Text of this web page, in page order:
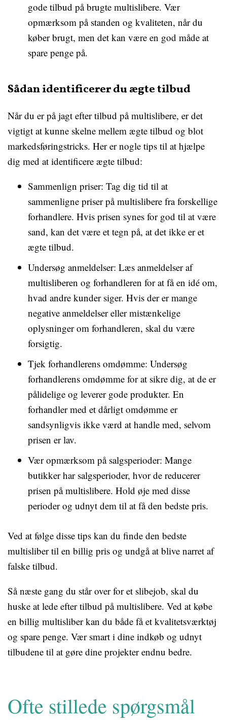
gode tilbud på brugte multislibere. Vær
opmærksom på standen og kvaliteten, når du
køber brugt, men det kan være en god måde at
spare penge på.
Sådan identificerer du ægte tilbud
Når du er på jagt efter tilbud på multislibere, er det
vigtigt at kunne skelne mellem ægte tilbud og blot
markedsføringstricks. Her er nogle tips til at hjælpe
dig med at identificere ægte tilbud:
Sammenlign priser: Tag dig tid til at
sammenligne priser på multislibere fra forskellige
forhandlere. Hvis prisen synes for god til at være
sand, kan det være et tegn på, at det ikke er et
ægte tilbud.
Undersøg anmeldelser: Læs anmeldelser af
multisliberen og forhandleren for at få en idé om,
hvad andre kunder siger. Hvis der er mange
negative anmeldelser eller mistænkelige
oplysninger om forhandleren, skal du være
forsigtig.
Tjek forhandlerens omdømme: Undersøg
forhandlerens omdømme for at sikre dig, at de er
pålidelige og leverer gode produkter. En
forhandler med et dårligt omdømme er
sandsynligvis ikke værd at handle med, selvom
prisen er lav.
Vær opmærksom på salgsperioder: Mange
butikker har salgsperioder, hvor de reducerer
prisen på multislibere. Hold øje med disse
perioder og udnyt dem til at få den bedste pris.
Ved at følge disse tips kan du finde den bedste
multisliber til en billig pris og undgå at blive narret af
falske tilbud.
Så næste gang du står over for et slibejob, skal du
huske at lede efter tilbud på multislibere. Ved at købe
en billig multisliber kan du både få et kvalitetsværktøj
og spare penge. Vær smart i dine indkøb og udnyt
tilbudene til at gøre dine projekter endnu bedre.
Ofte stillede spørgsmål